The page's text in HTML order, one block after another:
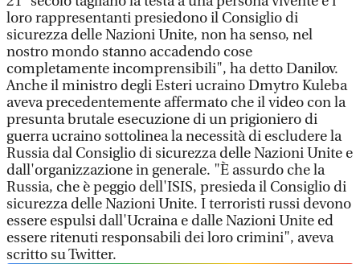
loro rappresentanti presiedono il Consiglio di
sicurezza delle Nazioni Unite, non ha senso, nel
nostro mondo stanno accadendo cose
completamente incomprensibili", ha detto Danilov.
Anche il ministro degli Esteri ucraino Dmytro Kuleba
aveva precedentemente affermato che il video con la
presunta brutale esecuzione di un prigioniero di
guerra ucraino sottolinea la necessità di escludere la
Russia dal Consiglio di sicurezza delle Nazioni Unite e
dall'organizzazione in generale. "È assurdo che la
Russia, che è peggio dell'ISIS, presieda il Consiglio di
sicurezza delle Nazioni Unite. I terroristi russi devono
essere espulsi dall'Ucraina e dalle Nazioni Unite ed
essere ritenuti responsabili dei loro crimini", aveva
scritto su Twitter.